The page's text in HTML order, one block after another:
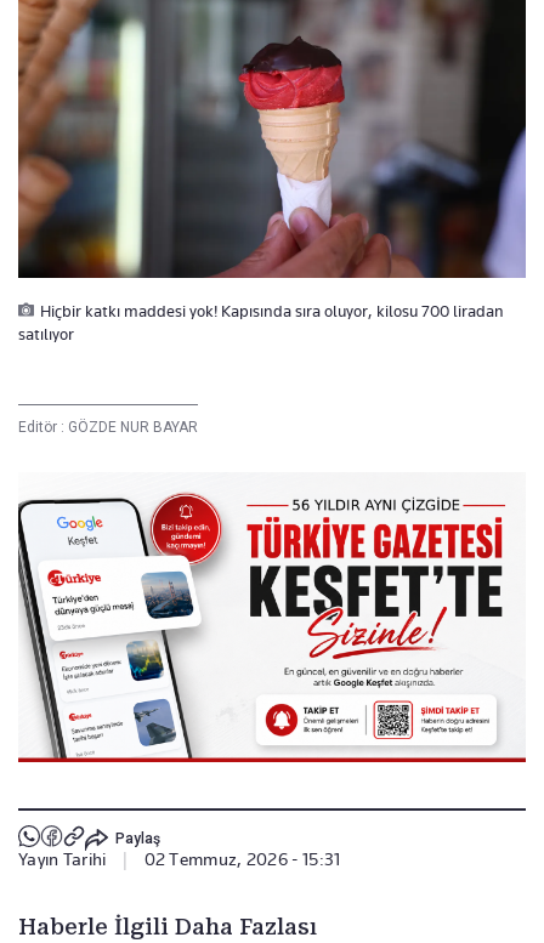
Hiçbir katkı maddesi yok! Kapısında sıra oluyor, kilosu 700 liradan
satılıyor
Editör : GÖZDE NUR BAYAR
Paylaş
Yayın Tarihi 02 Temmuz, 2026 - 15:31
Haberle İlgili Daha Fazlası